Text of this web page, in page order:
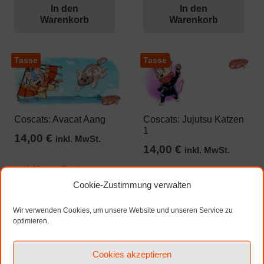
Cookie-Zustimmung verwalten
Wir verwenden Cookies, um unsere Website und unseren Service zu
optimieren.
Cookies akzeptieren
In den
Warenkorb
In den
Warenkorb
Tasse
Coscats: Avacat Aang
14,00 € inkl. MwSt.
zzgl. Versandkosten
In den
Tasse
Coscats: Jujutsu Katzen
1
14,00€ inkl. MwSt.
zzgl. Versandkosten
In den